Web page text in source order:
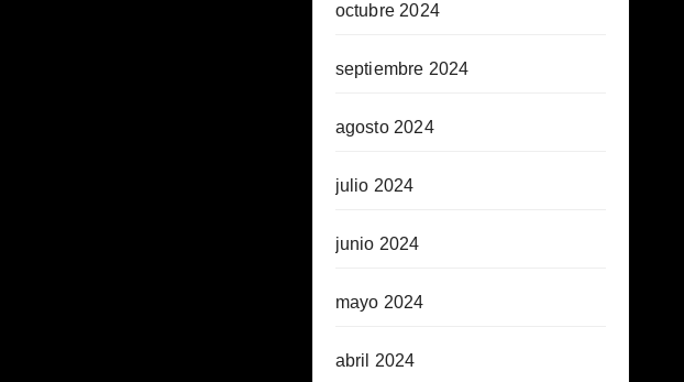
octubre 2024
septiembre 2024
agosto 2024
julio 2024
junio 2024
mayo 2024
abril 2024